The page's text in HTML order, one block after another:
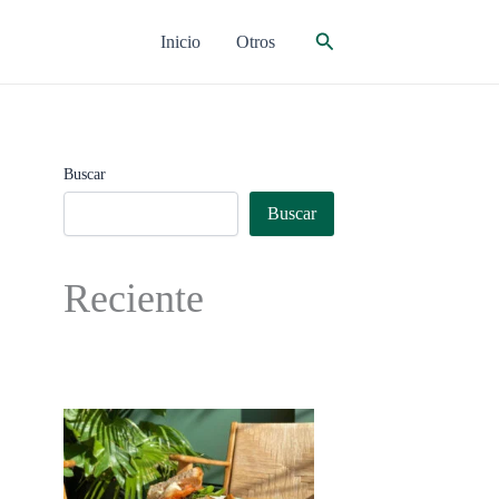
Inicio Otros Buscar
Buscar
Buscar
Reciente